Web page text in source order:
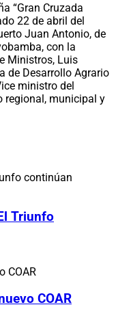
“Gran Cruzada
22 de abril del
Juan Antonio, de
con la
Ministros, Luis
de Desarrollo Agrario
ministro del
regional, municipal y
Triunfo
COAR